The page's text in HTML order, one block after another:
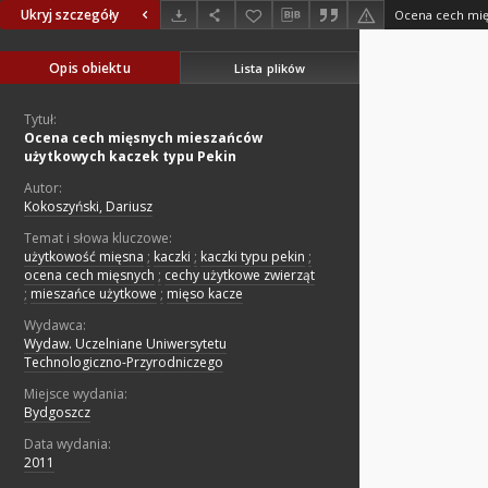
Ukryj szczegóły
Opis obiektu Lista plików
Tytuł:
Ocena cech mięsnych mieszańców
użytkowych kaczek typu Pekin
Autor:
Kokoszyński, Dariusz
Temat i słowa kluczowe:
użytkowość mięsna ; kaczki ; kaczki typu pekin ;
ocena cech mięsnych ; cechy użytkowe zwierząt
; mieszańce użytkowe ; mięso kacze
Wydawca:
Wydaw. Uczelniane Uniwersytetu
Technologiczno-Przyrodniczego
Miejsce wydania:
Bydgoszcz
Data wydania:
2011